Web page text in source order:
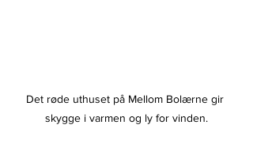
Det røde uthuset på Mellom Bolærne gir
skygge i varmen og ly for vinden.